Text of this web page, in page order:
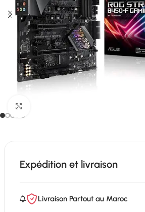
Expédition et livraison
Livraison Partout au Maroc